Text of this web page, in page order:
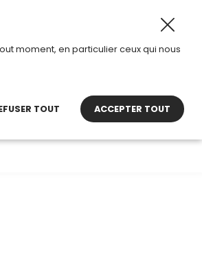
en mode été. • Horaires
moment, en particulier ceux qui nous
TOUT ACCEPTER TOUT